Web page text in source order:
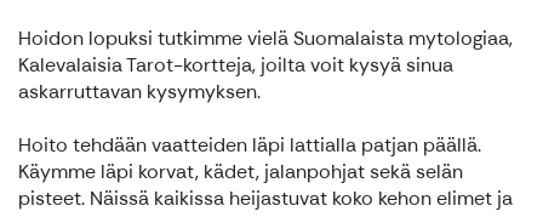
Hoidon lopuksi tutkimme vielä Suomalaista mytologiaa,
Kalevalaisia Tarot-kortteja, joilta voit kysyä sinua
askarruttavan kysymyksen.
Hoito tehdään vaatteiden läpi lattialla patjan päällä.
Käymme läpi korvat, kädet, jalanpohjat sekä selän
pisteet. Näissä kaikissa heijastuvat koko kehon elimet ja